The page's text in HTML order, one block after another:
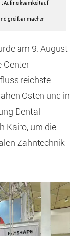
Aufmerksamkeit auf
greifbar machen
am 9. August
Center
reichste
Osten und in
Dental
Kairo, um die
Zahntechnik